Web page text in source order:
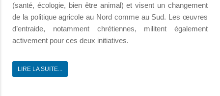
(santé, écologie, bien être animal) et visent un changement
de la politique agricole au Nord comme au Sud. Les œuvres
d’entraide, notamment chrétiennes, militent également
activement pour ces deux initiatives.
LIRE LA SUITE...